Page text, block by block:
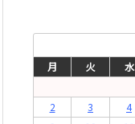
月
火 水
2
3 4